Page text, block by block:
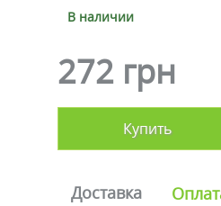
В наличии
272 грн
Купить
Доставка